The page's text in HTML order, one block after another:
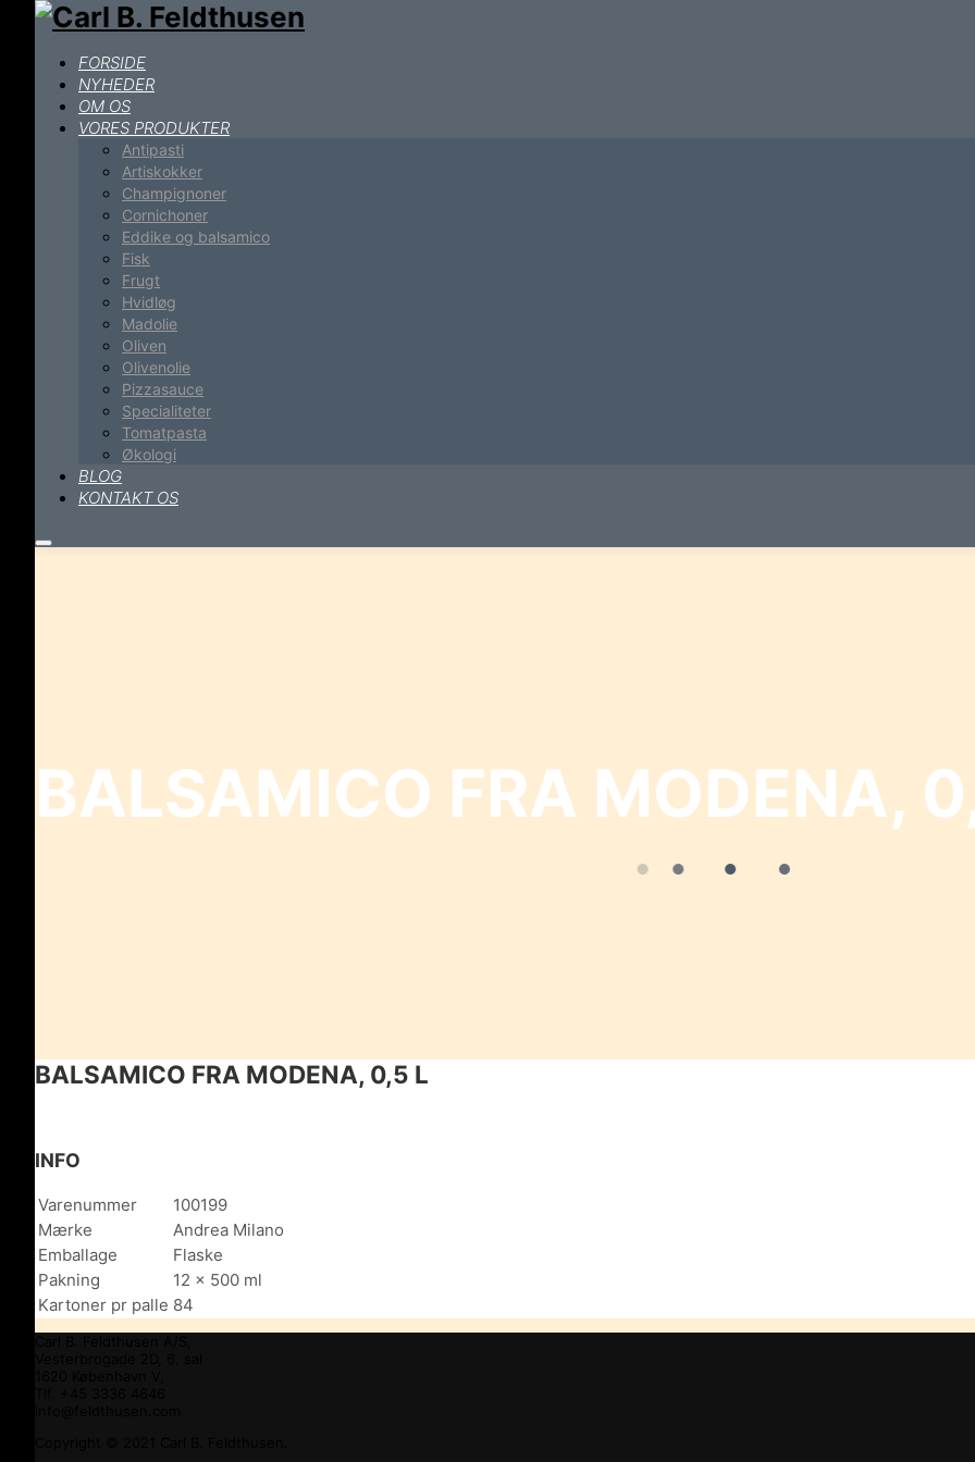
FORSIDE
NYHEDER
OM OS
VORES PRODUKTER
Antipasti
Artiskokker
Champignoner
Cornichoner
Eddike og balsamico
Fisk
Frugt
Hvidløg
Madolie
Oliven
Olivenolie
Pizzasauce
Specialiteter
Tomatpasta
Økologi
BLOG
KONTAKT OS
Hovedmenu
BALSAMICO FRA MODENA,
BALSAMICO FRA MODENA, 0,5 L
INFO
Varenummer
100199
Mærke
Andrea Milano
Emballage
Flaske
Pakning
12 x 500 ml
Kartoner pr palle 84